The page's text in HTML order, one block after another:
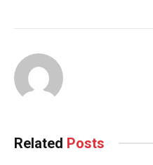
Related Posts